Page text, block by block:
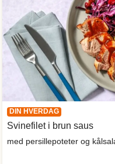
DIN HVERDAG
Svinefilet i brun saus
med persillepoteter og